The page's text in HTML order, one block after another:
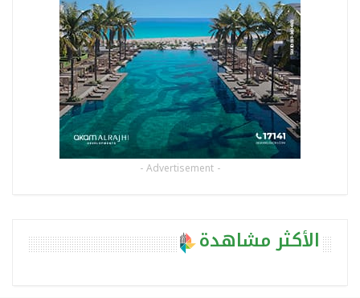
- Advertisement -
الأكثر مشاهدة